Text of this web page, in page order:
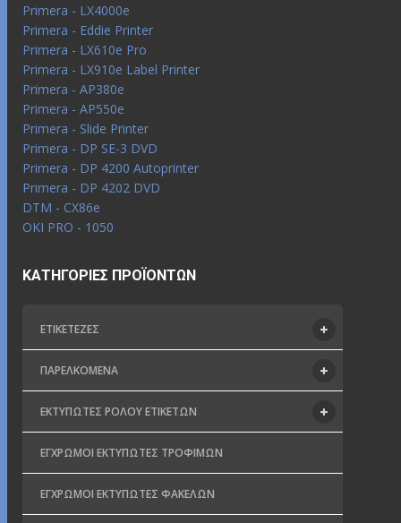
Primera - LX4000e
Primera - Eddie Printer
Primera - LX610e Pro
Primera - LX910e Label Printer
Primera - AP380e
Primera - AP550e
Primera - Slide Printer
Primera - DP SE-3 DVD
Primera - DP 4200 Autoprinter
Primera - DP 4202 DVD
DTM - CX86e
OKI PRO - 1050
ΚΑΤΗΓΟΡΊΕΣ ΠΡΟΪΌΝΤΩΝ
ΕΤΙΚΕΤΈΖΕΣ
ΠΑΡΕΛΚΌΜΕΝΑ
ΕΚΤΥΠΩΤΈΣ ΡΟΛΟΎ ΕΤΙΚΕΤΏΝ
ΈΓΧΡΩΜΟΙ ΕΚΤΥΠΩΤΈΣ ΤΡΟΦΊΜΩΝ
ΈΓΧΡΩΜΟΙ ΕΚΤΥΠΩΤΈΣ ΦΑΚΈΛΩΝ